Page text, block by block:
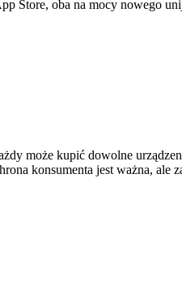
Store, oba na mocy nowego
może kupić dowolne
konsumenta jest ważna, ale